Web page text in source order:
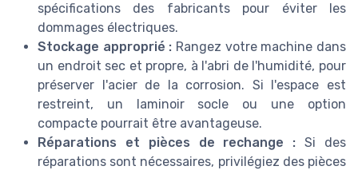
spécifications des fabricants pour éviter les
dommages électriques.
Stockage approprié : Rangez votre machine dans
un endroit sec et propre, à l'abri de l'humidité, pour
préserver l'acier de la corrosion. Si l'espace est
restreint, un laminoir socle ou une option
compacte pourrait être avantageuse.
Réparations et pièces de rechange : Si des
réparations sont nécessaires, privilégiez des pièces